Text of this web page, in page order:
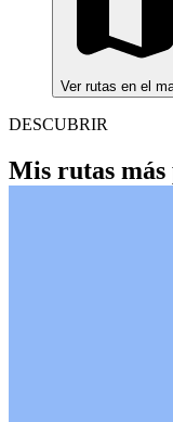
Ver rutas en el
DESCUBRIR
Mis rutas más